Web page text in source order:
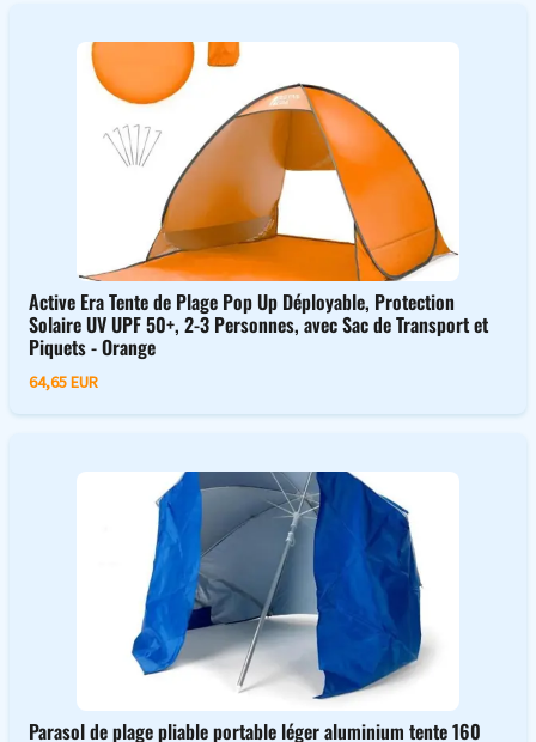
Active Era Tente de Plage Pop Up Déployable, Protection
Solaire UV UPF 50+, 2-3 Personnes, avec Sac de Transport et
Piquets - Orange
64,65 EUR
Parasol de plage pliable portable léger aluminium tente 160